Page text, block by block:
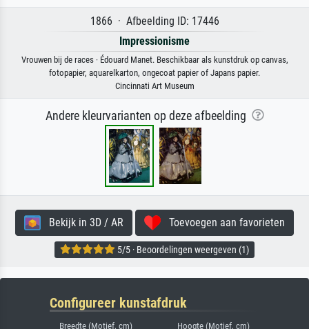
1866 · Afbeelding ID: 17446
Impressionisme
Vrouwen bij de races · Édouard Manet. Beschikbaar als kunstdruk op canvas,
fotopapier, aquarelkarton, ongecoat papier of Japans papier.
Cincinnati Art Museum
Andere kleurvarianten op deze afbeelding
Bekijk in 3D / AR Toevoegen aan favorieten
5/5 · Beoordelingen weergeven (1)
Configureer kunstafdruk
Breedte (Motief, cm) Hoogte (Motief, cm)